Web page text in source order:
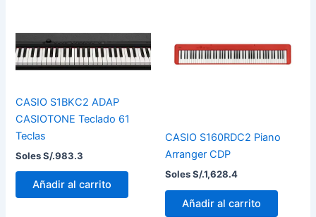
CASIO S1BKC2 ADAP
CASIOTONE Teclado 61
Teclas
Soles S/.983.3
Añadir al carrito
CASIO S160RDC2 Piano
Arranger CDP
Soles S/.1,628.4
Añadir al carrito